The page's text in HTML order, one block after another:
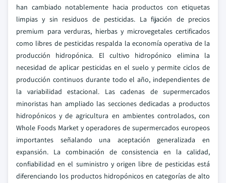
han cambiado notablemente hacia productos con etiquetas
limpias y sin residuos de pesticidas. La fijación de precios
premium para verduras, hierbas y microvegetales certificados
como libres de pesticidas respalda la economía operativa de la
producción hidropónica. El cultivo hidropónico elimina la
necesidad de aplicar pesticidas en el suelo y permite ciclos de
producción continuos durante todo el año, independientes de
la variabilidad estacional. Las cadenas de supermercados
minoristas han ampliado las secciones dedicadas a productos
hidropónicos y de agricultura en ambientes controlados, con
Whole Foods Market y operadores de supermercados europeos
importantes señalando una aceptación generalizada en
expansión. La combinación de consistencia en la calidad,
confiabilidad en el suministro y origen libre de pesticidas está
diferenciando los productos hidropónicos en categorías de alto